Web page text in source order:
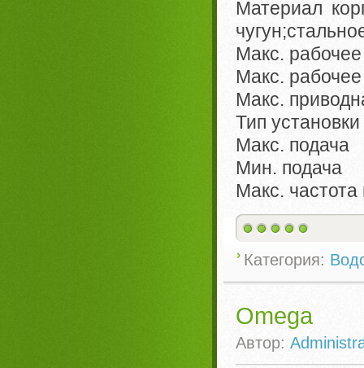
Материал
Макс.
Макс.
Макс.
Тип
Макс.
Мин. подача
Макс.
Категория:
Omega
Автор: